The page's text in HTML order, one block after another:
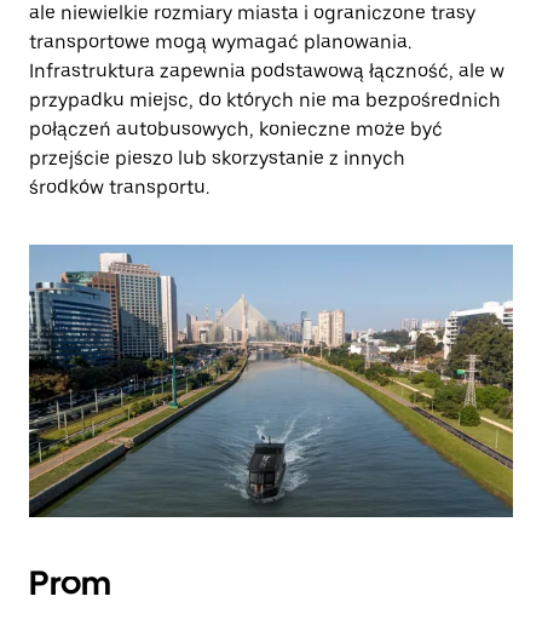
ale niewielkie rozmiary miasta i ograniczone trasy
transportowe mogą wymagać planowania.
Infrastruktura zapewnia podstawową łączność, ale w
przypadku miejsc, do których nie ma bezpośrednich
połączeń autobusowych, konieczne może być
przejście pieszo lub skorzystanie z innych
środków transportu.
Prom